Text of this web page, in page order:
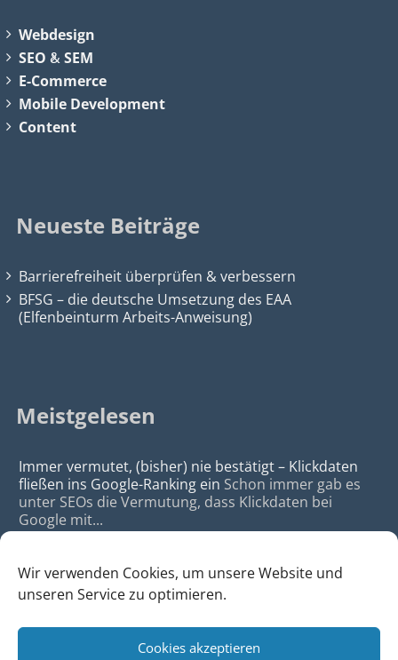
Wir verwenden Cookies, um unsere Website und
unseren Service zu optimieren.
Cookies akzeptieren
Webdesign
SEO &SEM
E-Commerce
Mobile Development
Content
Neueste Beiträge
Barrierefreiheit überprüfen & verbessern
BFSG – die deutsche Umsetzung des EAA
(Elfenbeinturm Arbeits-Anweisung)
Meistgelesen
Immer vermutet, (bisher) nie bestätigt – Klickdaten
fließen ins Google-Ranking ein Schon immer gab es
unter SEOs die Vermutung, dass Klickdaten bei
Google mit...